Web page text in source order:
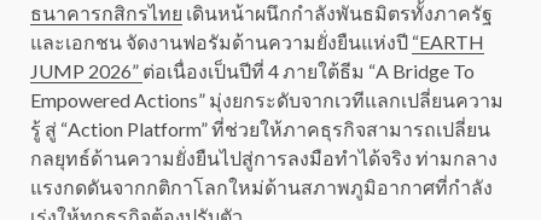
ธนาคารกสิกรไทย เดินหน้าผนึกกำลังพันธมิตรทั้งภาครัฐ
และเอกชน จัดงานฟอรัมด้านความยั่งยืนแห่งปี “EARTH
JUMP 2026” ต่อเนื่องเป็นปีที่ 4 ภายใต้ธีม “A Bridge To
Empowered Actions” มุ่งยกระดับจากเวทีแลกเปลี่ยนความ
รู้ สู่ “Action Platform” ที่ช่วยให้ภาคธุรกิจสามารถเปลี่ยน
กลยุทธ์ด้านความยั่งยืนไปสู่การลงมือทำได้จริง ท่ามกลาง
แรงกดดันจากกติกาโลกใหม่ด้านสภาพภูมิอากาศที่กำลัง